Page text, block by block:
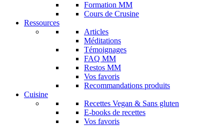
Formation MM
Cours de Crusine
Ressources
Articles
Méditations
Témoignages
FAQ MM
Restos MM
Vos favoris
Recommandations produits
Cuisine
Recettes Vegan & Sans gluten
E-books de recettes
Vos favoris